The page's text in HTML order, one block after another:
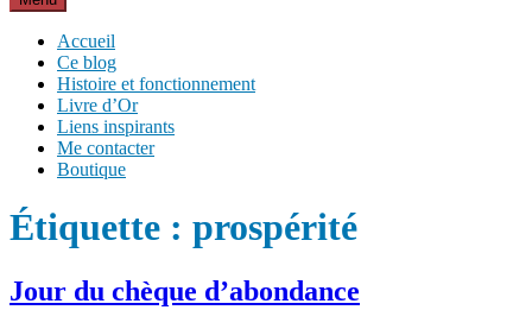
Accueil
Ce blog
Histoire et fonctionnement
Livre d’Or
Liens inspirants
Me contacter
Boutique
Étiquette : prospérité
Jour du chèque d’abondance